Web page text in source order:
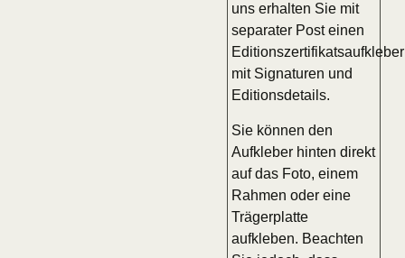
uns erhalten Sie mit
separater Post einen
Editionszertifikatsaufkleber
mit Signaturen und
Editionsdetails.
Sie können den
Aufkleber hinten direkt
auf das Foto, einem
Rahmen oder eine
Trägerplatte
aufkleben. Beachten